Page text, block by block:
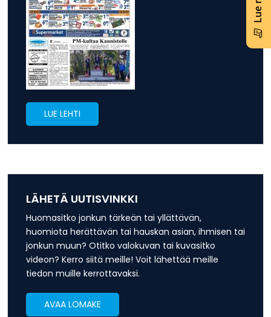
LUE LEHTI
LÄHETÄ UUTISVINKKI
Huomasitko jonkun tärkeän tai yllättävän,
huomiota herättävän tai hauskan asian, ihmisen tai
jonkun muun? Otitko valokuvan tai kuvasitko
videon? Kerro siitä meille! Voit lähettää meille
tiedon muille kerrottavaksi.
AVAA LOMAKE